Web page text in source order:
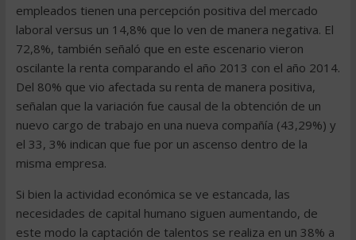
empleados tienen una percepción positiva del mercado
laboral versus un 14,8% que lo ven de manera negativa. El
72,8%, también señaló que en este escenario vieron
oscilante la renta comparando el año 2013 con el año 2014.
Del 80% que vio afectada su renta de manera positiva,
señalan que la variación fue causal de la obtención de un
nuevo cargo de trabajo en una nueva compañía (43,29%) y
el 33, 3% indican que fue por un ascenso dentro de la
misma empresa.
Si bien la actividad económica se ve estancada, las
necesidades de capital humano siguen aumentando, de
este modo la captación de talentos se realiza en un 38% a